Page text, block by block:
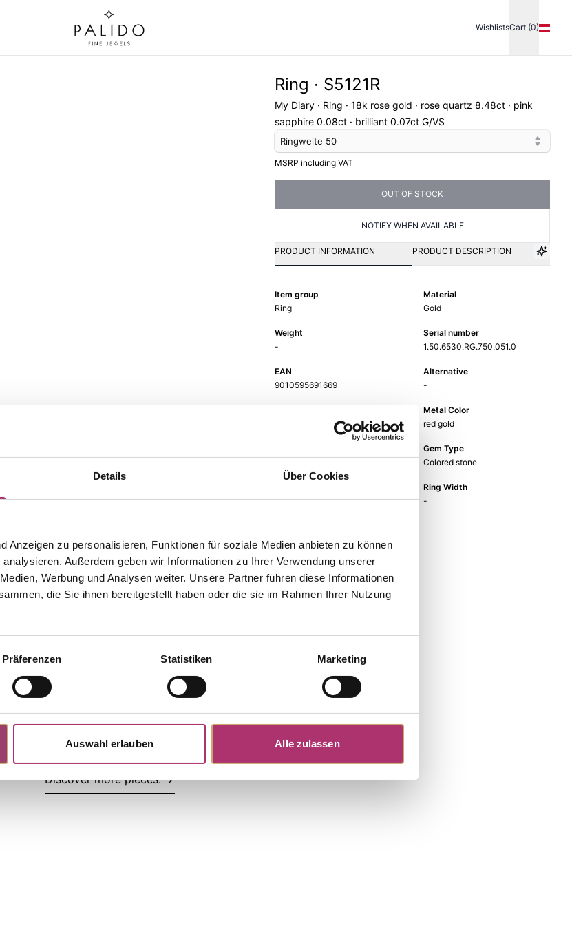
Details Über Cookies
Anzeigen zu personalisieren, Funktionen für soziale Medien anbieten zu können
Außerdem geben wir Informationen zu Ihrer Verwendung unserer
Werbung und Analysen weiter. Unsere Partner führen diese Informationen
die Sie ihnen bereitgestellt haben oder die sie im Rahmen Ihrer Nutzung
Präferenzen Statistiken Marketing
Auswahl erlauben Alle zulassen
WishlistsCart (0)
Ring · S5121R
My Diary · Ring · 18k rose gold · rose quartz 8.48ct · pink
sapphire 0.08ct · brilliant 0.07ct G/VS
Ringweite 50
MSRP including VAT
OUT OF STOCK
NOTIFY WHEN AVAILABLE
PRODUCT INFORMATION PRODUCT DESCRIPTION
Item group
Ring
Material
Gold
Weight
-
Serial number
1.50.6530.RG.750.051.0
EAN
9010595691669
Alternative
-
Metal Color
red gold
Gem Type
Colored stone
quartz rose
Ring Width
-
matching pieces from this
collection.
rose gold · Rose
Discover more pieces.